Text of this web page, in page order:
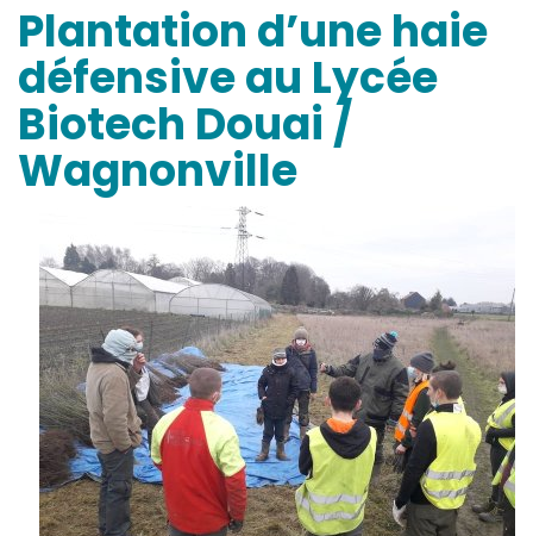
Plantation d’une haie
défensive au Lycée
Biotech Douai /
Wagnonville